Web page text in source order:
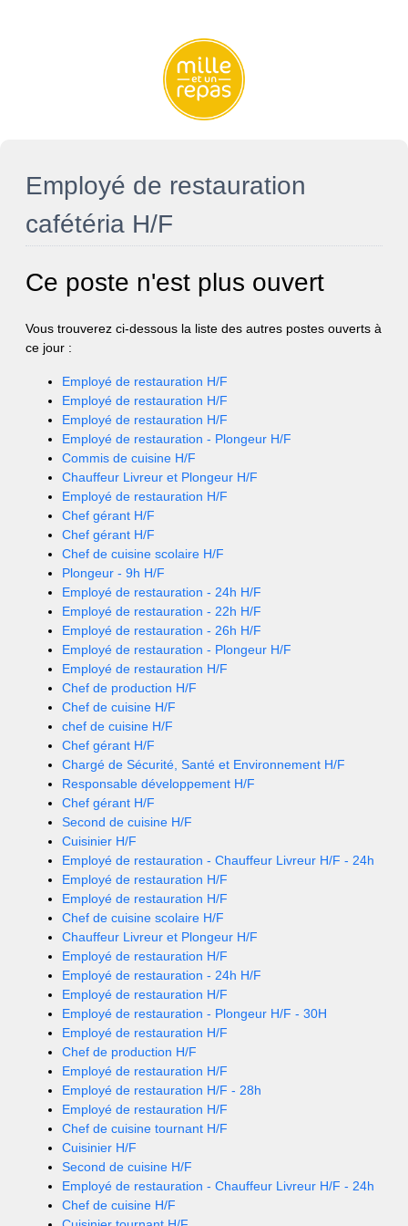
Employé de restauration
cafétéria H/F
Ce poste n'est plus ouvert
Vous trouverez ci-dessous la liste des autres postes ouverts à
ce jour :
Employé de restauration H/F
Employé de restauration H/F
Employé de restauration H/F
Employé de restauration - Plongeur H/F
Commis de cuisine H/F
Chauffeur Livreur et Plongeur H/F
Employé de restauration H/F
Chef gérant H/F
Chef gérant H/F
Chef de cuisine scolaire H/F
Plongeur - 9h H/F
Employé de restauration - 24h H/F
Employé de restauration - 22h H/F
Employé de restauration - 26h H/F
Employé de restauration - Plongeur H/F
Employé de restauration H/F
Chef de production H/F
Chef de cuisine H/F
chef de cuisine H/F
Chef gérant H/F
Chargé de Sécurité, Santé et Environnement H/F
Responsable développement H/F
Chef gérant H/F
Second de cuisine H/F
Cuisinier H/F
Employé de restauration - Chauffeur Livreur H/F - 24h
Employé de restauration H/F
Employé de restauration H/F
Chef de cuisine scolaire H/F
Chauffeur Livreur et Plongeur H/F
Employé de restauration H/F
Employé de restauration - 24h H/F
Employé de restauration H/F
Employé de restauration - Plongeur H/F - 30H
Employé de restauration H/F
Chef de production H/F
Employé de restauration H/F
Employé de restauration H/F - 28h
Employé de restauration H/F
Chef de cuisine tournant H/F
Cuisinier H/F
Second de cuisine H/F
Employé de restauration - Chauffeur Livreur H/F - 24h
Chef de cuisine H/F